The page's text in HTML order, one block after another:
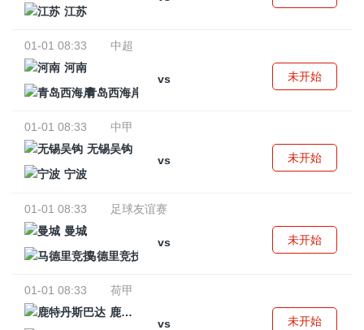
江苏
01-01 08:33
中超
河南
vs
青岛西海岸
未开始
01-01 08:33
中甲
无锡吴钩
vs
宁波
未开始
01-01 08:33
足球友谊赛
曼城
vs
马德里竞技
未开始
01-01 08:33
荷甲
鹿特丹斯巴达
vs
未开始